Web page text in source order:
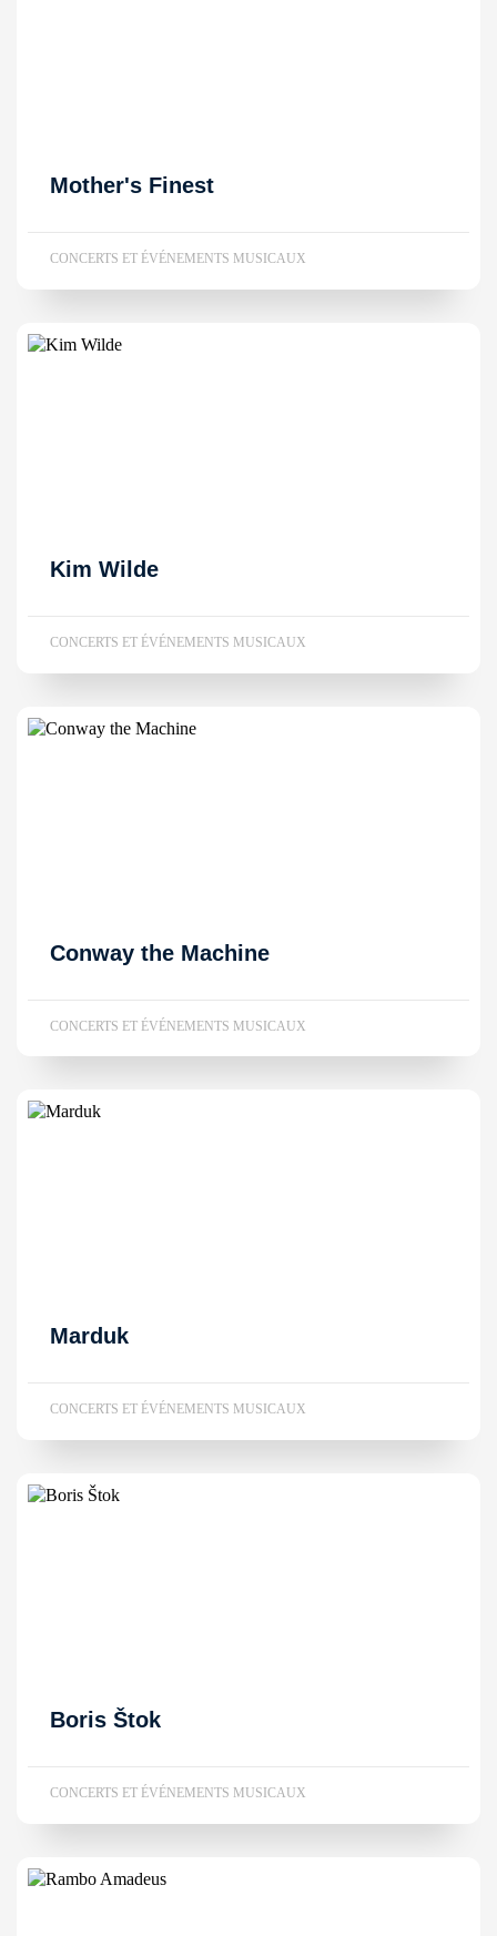
Mother's Finest
CONCERTS ET ÉVÉNEMENTS MUSICAUX
Kim Wilde
CONCERTS ET ÉVÉNEMENTS MUSICAUX
Conway the Machine
CONCERTS ET ÉVÉNEMENTS MUSICAUX
Marduk
CONCERTS ET ÉVÉNEMENTS MUSICAUX
Boris Štok
CONCERTS ET ÉVÉNEMENTS MUSICAUX